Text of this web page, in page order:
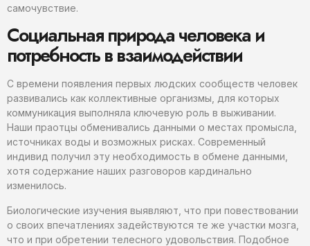
самочувствие.
Социальная природа человека и
потребность в взаимодействии
С времени появления первых людских сообществ человек
развивались как коллективные организмы, для которых
коммуникация выполняла ключевую роль в выживании.
Наши праотцы обменивались данными о местах промысла,
источниках воды и возможных рисках. Современный
индивид получил эту необходимость в обмене данными,
хотя содержание наших разговоров кардинально
изменилось.
Биологические изучения выявляют, что при повествовании
о своих впечатлениях задействуются те же участки мозга,
что и при обретении телесного удовольствия. Подобное